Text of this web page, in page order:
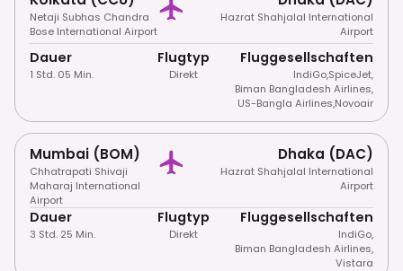
Netaji Subhas Chandra
Bose International Airport
Hazrat Shahjalal International
Airport
Dauer
1 Std. 05 Min.
Flugtyp
Direkt
Fluggesellschaften
IndiGo,SpiceJet,
Biman Bangladesh Airlines,
US-Bangla Airlines,Novoair
Mumbai (BOM)
Chhatrapati Shivaji
Maharaj International
Airport
Dhaka (DAC)
Hazrat Shahjalal International
Airport
Dauer
3 Std. 25 Min.
Flugtyp
Direkt
Fluggesellschaften
IndiGo,
Biman Bangladesh Airlines,
Vistara